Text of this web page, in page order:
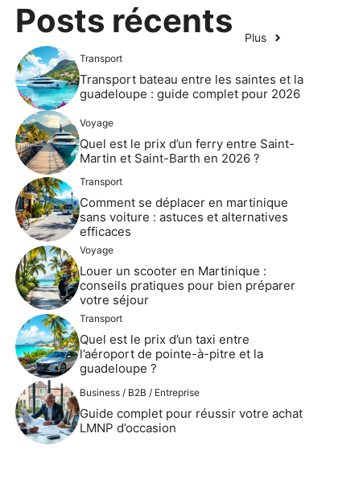
Posts récents Plus
Transport
Transport bateau entre les saintes et la
guadeloupe : guide complet pour 2026
Voyage
Quel est le prix d’un ferry entre Saint-
Martin et Saint-Barth en 2026 ?
Transport
Comment se déplacer en martinique
sans voiture : astuces et alternatives
efficaces
Voyage
Louer un scooter en Martinique :
conseils pratiques pour bien préparer
votre séjour
Transport
Quel est le prix d’un taxi entre
l’aéroport de pointe-à-pitre et la
guadeloupe ?
Business / B2B / Entreprise
Guide complet pour réussir votre achat
LMNP d’occasion